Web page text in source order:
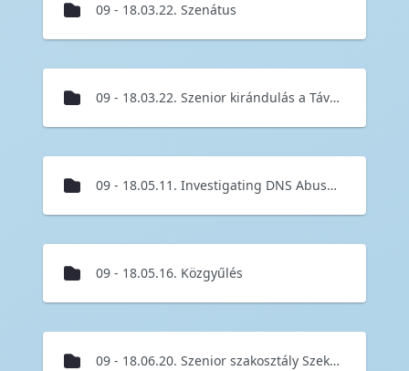
09 - 18.03.22. Szenátus
09 - 18.03.22. Szenior kirándulás a Távírótörténeti állandó tárlat megtekintésére
09 - 18.05.11. Investigating DNS Abuse Misuse Workshop
09 - 18.05.16. Közgyűlés
09 - 18.06.20. Szenior szakosztály Szekszárdon TARR